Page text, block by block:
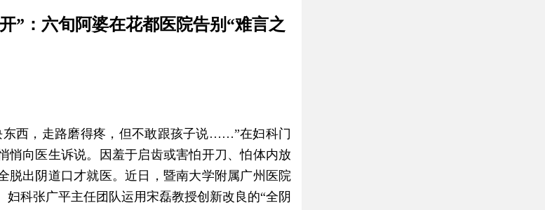
”：六旬阿婆在花都医院告别“难言之
东西，走路磨得疼，但不敢跟孩子说……”在妇科门
悄向医生诉说。因羞于启齿或害怕开刀、怕体内放
脱出阴道口才就医。近日，暨南大学附属广州医院
妇科张广平主任团队运用宋磊教授创新改良的“全阴